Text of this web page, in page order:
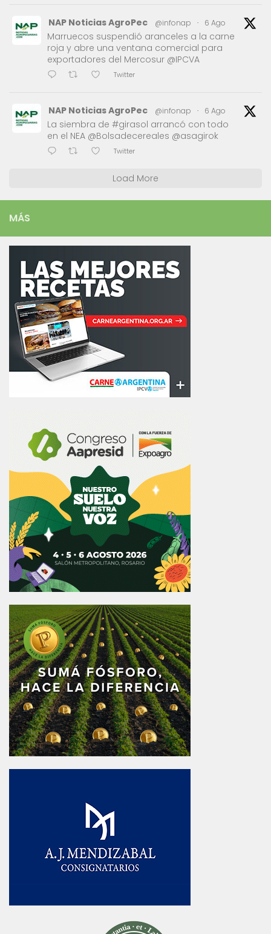
NAP Noticias AgroPec @infonap · 6 Ago
Marruecos suspendió aranceles a la carne
roja y abre una ventana comercial para
exportadores del Mercosur @IPCVA
Twitter
NAP Noticias AgroPec @infonap · 6 Ago
La siembra de #girasol arrancó con todo
en el NEA @Bolsadecereales @asagirok
Twitter
Load More
MÁS